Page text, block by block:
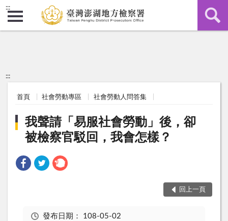
:::
:::
首頁 社會勞動專區 社會勞動人問答集
我聲請「易服社會勞動」後，卻
被檢察官駁回，我會怎樣？
回上一頁
發布日期： 108-05-02